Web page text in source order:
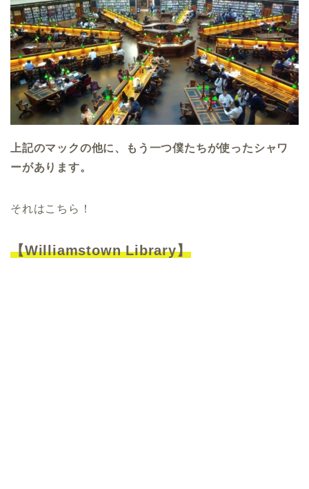
上記のマックの他に、もう一つ僕たちが使ったシャワ
ーがあります。
それはこちら！
【Williamstown Library】